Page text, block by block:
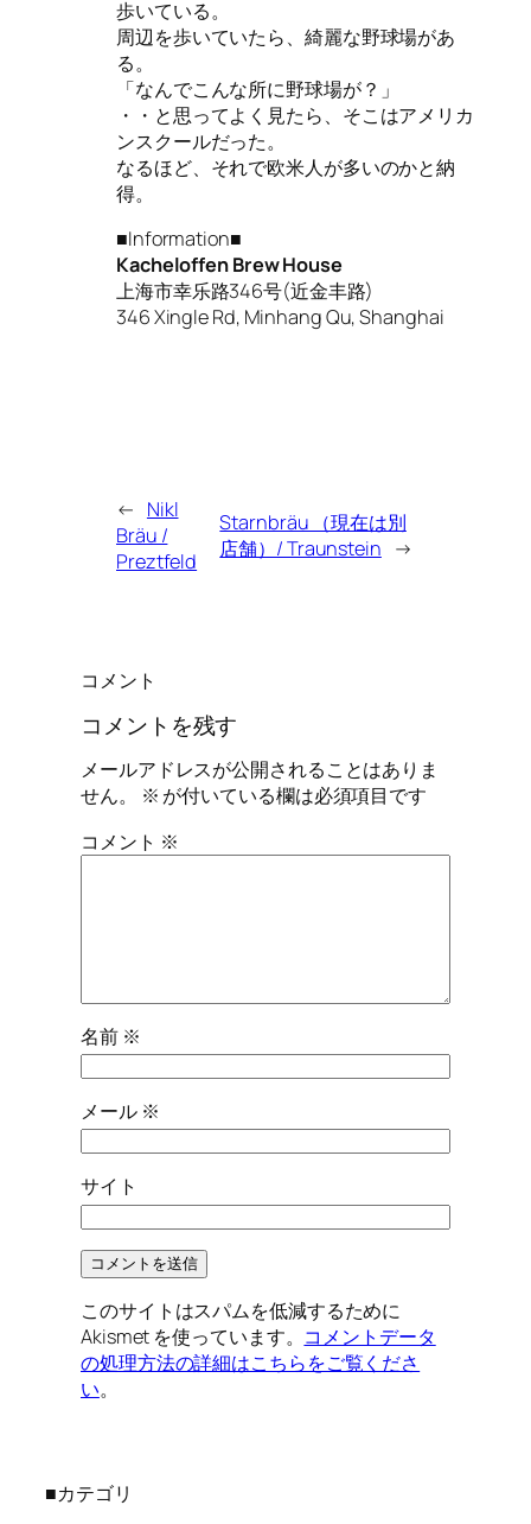
歩いている。
周辺を歩いていたら、綺麗な野球場があ
る。
「なんでこんな所に野球場が？」
・・と思ってよく見たら、そこはアメリカ
ンスクールだった。
なるほど、それで欧米人が多いのかと納
得。
■Information■
Kacheloffen Brew House
上海市幸乐路346号(近金丰路)
346 Xingle Rd, Minhang Qu, Shanghai
← Nikl
Bräu /
Preztfeld
Starnbräu （現在は別
店舗）/ Traunstein →
コメント
コメントを残す
メールアドレスが公開されることはありま
せん。
※ が付いている欄は必須項目です
コメント ※
名前 ※
メール ※
サイト
このサイトはスパムを低減するために
Akismet を使っています。 コメントデータ
の処理方法の詳細はこちらをご覧くださ
い。
■カテゴリ